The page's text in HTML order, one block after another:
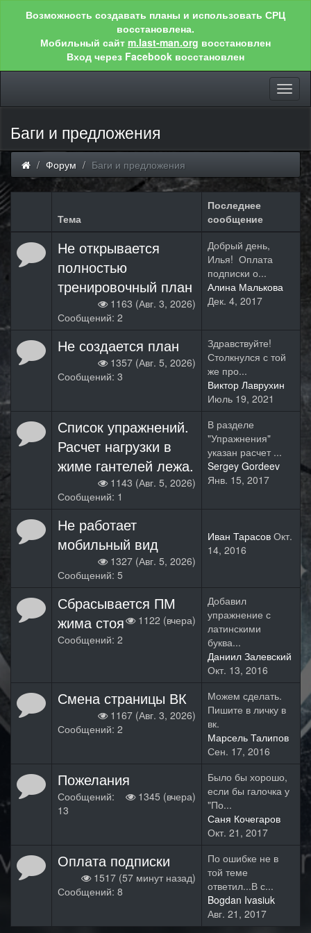
Возможность создавать планы и использовать СРЦ
восстановлена.
Мобильный сайт m.last-man.org восстановлен
Вход через Facebook восстановлен
Баги и предложения
Форум Баги и предложения
Тема
Последнее
сообщение
Не открывается
полностью
тренировочный план
1163 (Авг. 3, 2026)
Сообщений: 2
Добрый день,
Илья! Оплата
подписки о...
Алина Малькова
Дек. 4, 2017
Не создается план
1357 (Авг. 5, 2026)
Сообщений: 3
Здравствуйте!
Столкнулся с той
же про...
Виктор Лаврухин
Июль 19, 2021
Список упражнений.
Расчет нагрузки в
жиме гантелей лежа.
1143 (Авг. 5, 2026)
Сообщений: 1
В разделе
"Упражнения"
указан расчет ...
Sergey Gordeev
Янв. 15, 2017
Не работает
мобильный вид
1327 (Авг. 5, 2026)
Сообщений: 5
Иван Тарасов Окт.
14, 2016
Сбрасывается ПМ
жима стоя
1122 (вчера)
Сообщений: 2
Добавил
упражнение с
латинскими
буква...
Даниил Залевский
Окт. 13, 2016
Смена страницы ВК
1167 (Авг. 3, 2026)
Сообщений: 2
Можем сделать.
Пишите в личку в
вк.
Марсель Талипов
Сен. 17, 2016
Пожелания
1345 (вчера)
Сообщений:
13
Было бы хорошо,
если бы галочка у
"По...
Саня Кочегаров
Окт. 21, 2017
Оплата подписки
1517 (57 минут назад)
Сообщений: 8
По ошибке не в
той теме
ответил...В с...
Bogdan Ivasiuk
Авг. 21, 2017